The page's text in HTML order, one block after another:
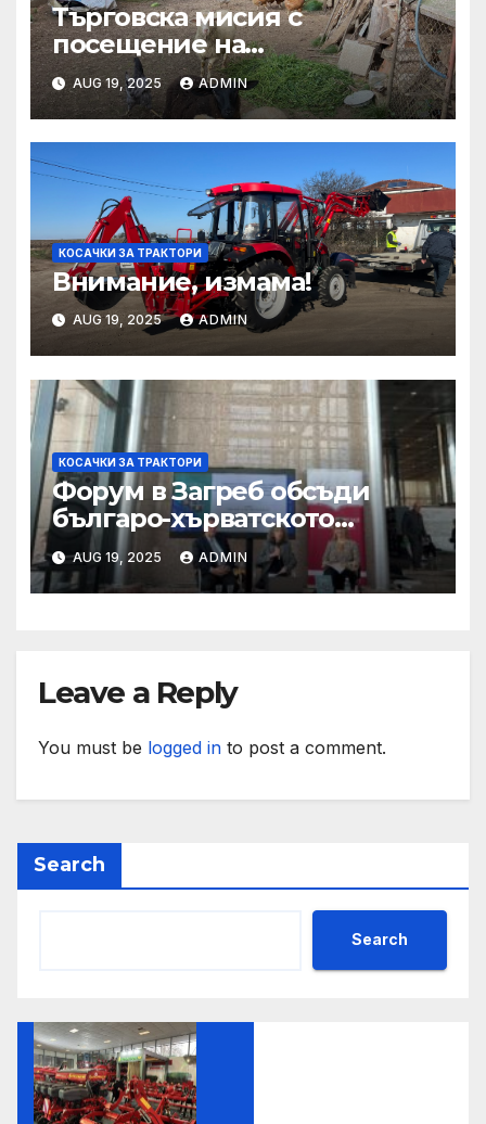
Търговска мисия с
посещение на
Mеждународния търговски
панаир CosmeticBusiness
2025
AUG 19, 2025 ADMIN
КОСАЧКИ ЗА ТРАКТОРИ
Внимание, измама!
AUG 19, 2025 ADMIN
КОСАЧКИ ЗА ТРАКТОРИ
Форум в Загреб обсъди
българо-хърватското
сътрудничество
AUG 19, 2025 ADMIN
Leave a Reply
You must be logged in to post a comment.
Search
Search